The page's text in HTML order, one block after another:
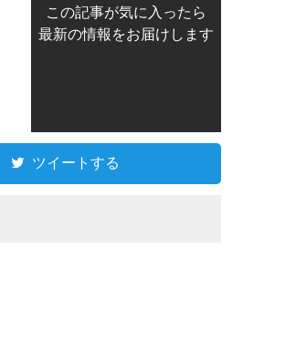
この記事が気に入ったら
最新の情報をお届けします
ツイートする